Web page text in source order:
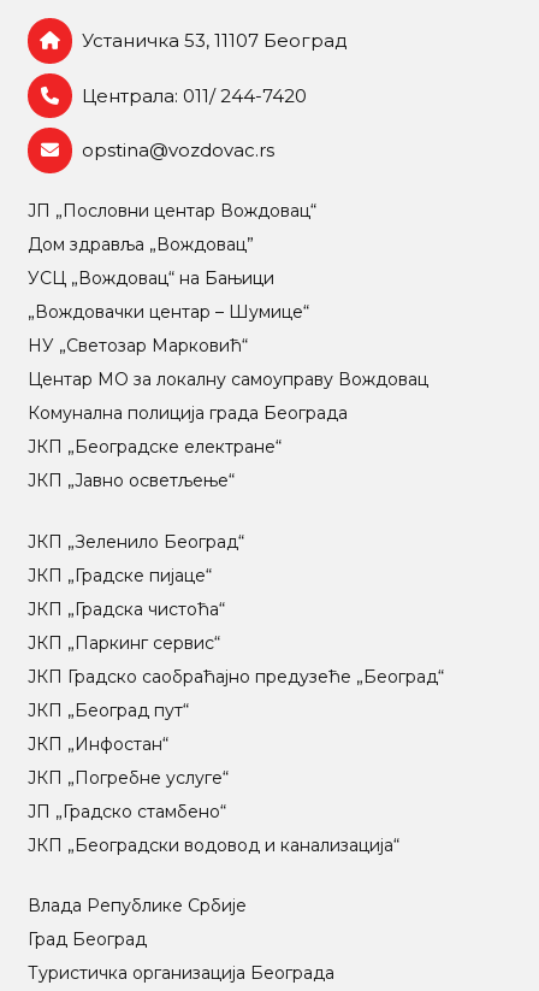
Устаничка 53, 11107 Београд
Централа: 011/ 244-7420
opstina@vozdovac.rs
ЈП „Пословни центар Вождовац“
Дом здравља „Вождовац”
УСЦ „Вождовац“ на Бањици
„Вождовачки центар – Шумице“
НУ „Светозар Марковић“
Центар МO за локалну самоуправу Вождовац
Комунална полиција града Београда
ЈКП „Београдске електране“
ЈКП „Јавно осветљење“
ЈКП „Зеленило Београд“
ЈКП „Градске пијаце“
ЈКП „Градска чистоћа“
ЈКП „Паркинг сервис“
ЈКП Градско саобраћајно предузеће „Београд“
ЈКП „Београд пут“
ЈКП „Инфостан“
ЈКП „Погребне услуге“
ЈП „Градско стамбено“
ЈКП „Београдски водовод и канализација“
Влада Републике Србије
Град Београд
Туристичка организација Београда